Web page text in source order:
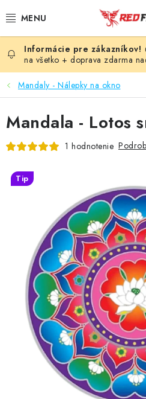
na
POMÔCKY
NÁRAMKY
PRÍVESKY
LIEČIVÉ KAMENE
VONNÉ TYČINKY A KADIDLÁ
SLNEČNÉ KRYŠTÁLY
AMULETY A TALIZMANY
MANDALY
PODĽA OBLASTÍ
Prečo nakúpiť u nás? Poradňa
Obchodné podmienky
na všetko + doprava zdarma
Mandaly - Nálepky na okno
Mandala - Lotos
1 hodnotenie
Tip